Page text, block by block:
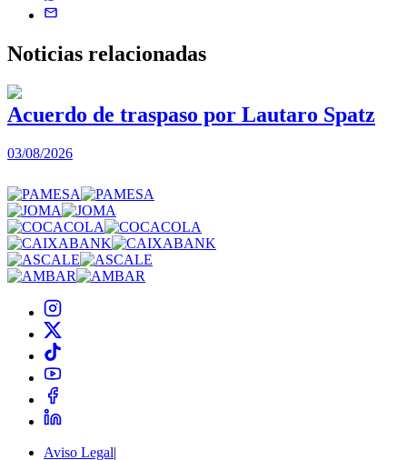
Noticias relacionadas
Acuerdo de traspaso por Lautaro Spatz
03/08/2026
Aviso Legal|